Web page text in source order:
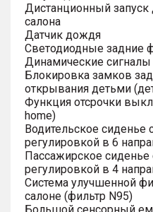
Дистанционный запуск
салона
Датчик дождя
Светодиодные задние
Динамические сигналы
Блокировка замков
открывания детьми
Функция отсрочки
home)
Водительское сиденье
регулировкой в 6
Пассажирское сиденье
регулировкой в 4
Система улучшенной
салоне (фильтр N95)
Большой сенсорный